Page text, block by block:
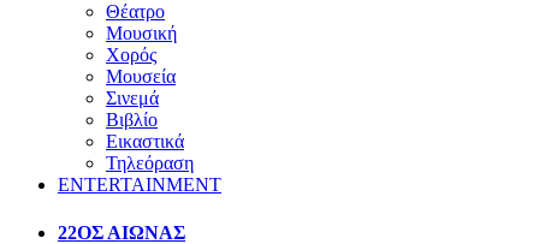
Θέατρο
Μουσική
Χορός
Μουσεία
Σινεμά
Βιβλίο
Εικαστικά
Τηλεόραση
ENTERTAINMENT
22ΟΣ ΑΙΩΝΑΣ